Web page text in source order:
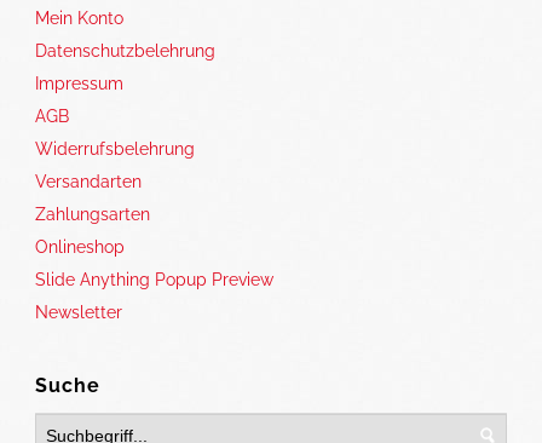
Mein Konto
Datenschutzbelehrung
Impressum
AGB
Widerrufsbelehrung
Versandarten
Zahlungsarten
Onlineshop
Slide Anything Popup Preview
Newsletter
Suche